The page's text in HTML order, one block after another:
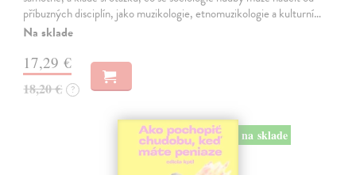
příbuzných disciplín, jako muzikologie, etnomuzikologie a kulturní…
Na sklade
17,29 €
18,20 € ?
na sklade